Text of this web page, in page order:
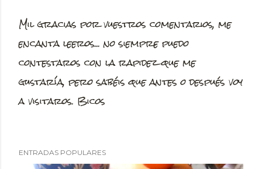
P
u
l
a
Mil gracias por vuestros comentarios, me
encanta leeros... no siempre puedo
contestaros con la rapidez que me
gustaría, pero sabéis que antes o después voy
a visitaros. Bicos
ENTRADAS POPULARES